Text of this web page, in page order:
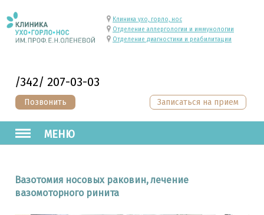
/342/ 207-03-03
Позвонить
Клиника ухо, горло, нос
Отделение аллергологии и иммунологии
Отделение диагностики и реабилитации
МЕНЮ
Записаться на прием
Вазотомия носовых раковин, лечение
вазомоторного ринита